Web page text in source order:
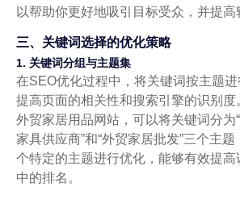
以帮助你更好地吸引目标受众，并提高
三、关键词选择的优化策略
1. 关键词分组与主题集
在SEO优化过程中，将关键词按主题
提高页面的相关性和搜索引擎的识别度
外贸家居用品网站，可以将关键词分为
家具供应商”和“外贸家居批发”三个主
个特定的主题进行优化，能够有效提高
中的排名。